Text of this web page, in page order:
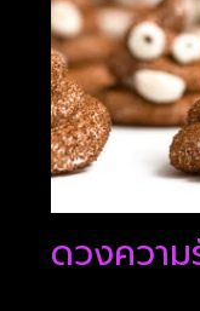
ดวงความ